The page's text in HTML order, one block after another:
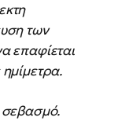
των
επαφίεται
σεβασμό.